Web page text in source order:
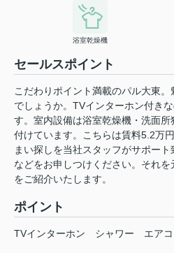
浴室乾燥機
セールスポイント
こだわりポイント満載のパル大東
でしょうか。TVインターホン付き
す。室内設備は浴室乾燥機・洗面所
付けています。こちらは賃料5.2万
まい探しを当社スタッフがサポー
などをお申しつけください。それ
をご紹介いたします。
ポイント
TVインターホン シャワー エア